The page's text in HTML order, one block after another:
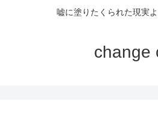
嘘に塗りたくられた現実
change